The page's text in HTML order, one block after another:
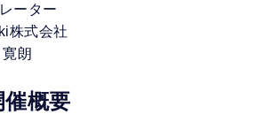
ーター
株式会社
朗
催概要